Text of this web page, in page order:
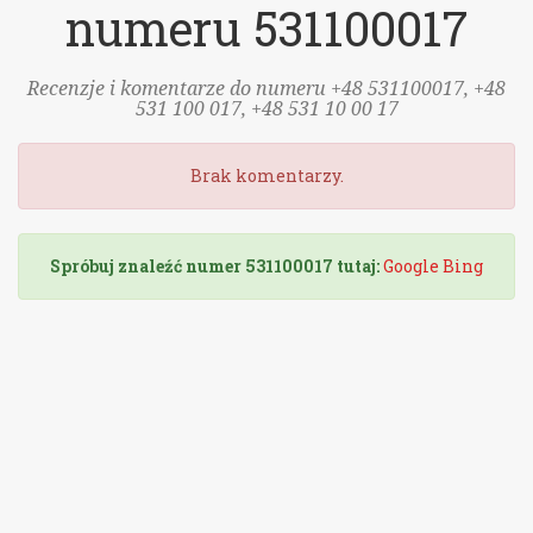
numeru 531100017
Recenzje i komentarze do numeru +48 531100017, +48
531 100 017, +48 531 10 00 17
Brak komentarzy.
Spróbuj znaleźć numer 531100017 tutaj:Google Bing